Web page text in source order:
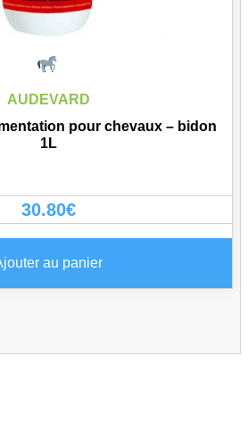
AUDEVARD
pour chevaux – bidon
1L
30.80€
au panier